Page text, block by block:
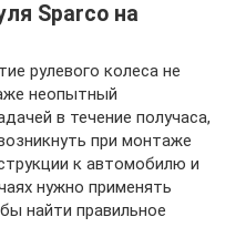
Sparco на
рулевого колеса не
неопытный
в течение получаса,
при монтаже
к автомобилю и
нужно применять
найти правильное